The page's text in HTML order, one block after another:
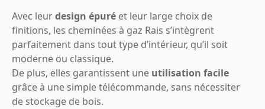
Avec leurdesign épuré et leur large choix de
finitions, les cheminées à gaz Rais s’intègrent
parfaitement dans tout type d’intérieur, qu’il soit
moderne ou classique.
De plus, elles garantissent une utilisation facile
grâce à une simple télécommande, sans nécessiter
de stockage de bois.